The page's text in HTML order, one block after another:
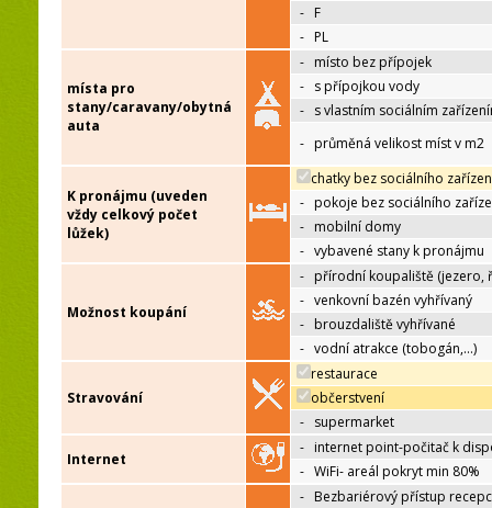
- F
- PL
místa pro
stany/caravany/obytná
auta
- místo bez přípojek
- s přípojkou vody
- s vlastním sociálním
- průměná velikost míst v m2
K pronájmu (uveden
vždy celkový počet
lůžek)
chatky bez sociálního
- pokoje bez sociálního
- mobilní domy
- vybavené stany k pronájmu
Možnost koupání
- přírodní koupaliště (jezero,
- venkovní bazén vyhřívaný
- brouzdaliště vyhřívané
- vodní atrakce (tobogán,…)
Stravování
restaurace
občerstvení
- supermarket
Internet
- internet point-počitač k
- WiFi- areál pokryt min 80%
- Bezbariérový přístup